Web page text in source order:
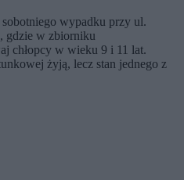
wypadku przy ul.
gdzie w zbiorniku
chłopcy w wieku 9 i 11 lat.
żyją, lecz stan jednego z